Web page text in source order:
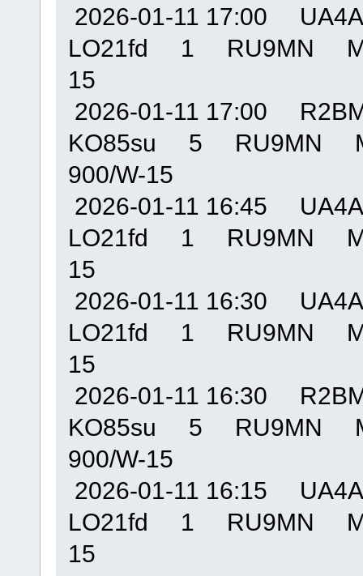
2026-01-11 17:00
LO21fd 1 RU9MN
15
2026-01-11 17:00
KO85su 5 RU9MN
900/W-15
2026-01-11 16:45
LO21fd 1 RU9MN
15
2026-01-11 16:30
LO21fd 1 RU9MN
15
2026-01-11 16:30
KO85su 5 RU9MN
900/W-15
2026-01-11 16:15
LO21fd 1 RU9MN
15